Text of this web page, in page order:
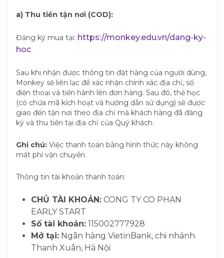
a) Thu tiền tận nơi (COD):
Đăng ký mua tại: https://monkey.edu.vn/dang-ky-
hoc
Sau khi nhận được thông tin đặt hàng của người dùng,
Monkey sẽ liên lạc để xác nhận chính xác địa chỉ, số
điện thoại và tiến hành lên đơn hàng. Sau đó, thẻ học
(có chứa mã kích hoạt và hướng dẫn sử dụng) sẽ được
giao đến tận nơi theo địa chỉ mà khách hàng đã đăng
ký và thu tiền tại địa chỉ của Quý khách.
Ghi chú: Việc thanh toán bằng hình thức này không
mất phí vận chuyển.
Thông tin tài khoản thanh toán:
CHỦ TÀI KHOẢN: CONG TY CO PHAN
EARLY START
Số tài khoản: 115002777928
Mở tại: Ngân hàng VietinBank, chi nhánh
Thanh Xuân, Hà Nội